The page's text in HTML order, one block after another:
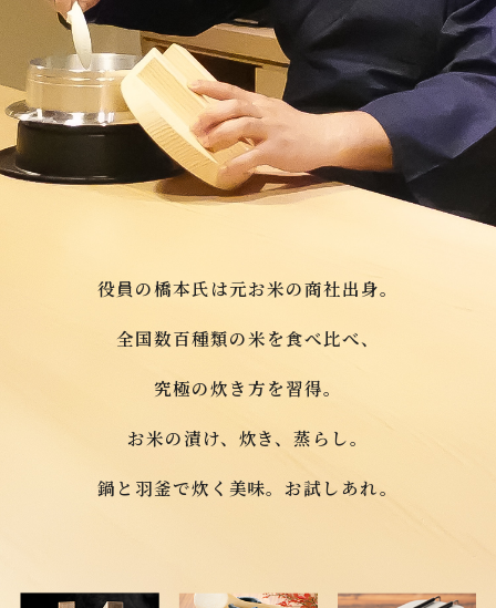
役員の橋本氏は元お米の商社出身。
全国数百種類の米を食べ比べ、
究極の炊き方を習得。
お米の漬け、炊き、蒸らし。
鍋と羽釜で炊く美味。お試しあれ。